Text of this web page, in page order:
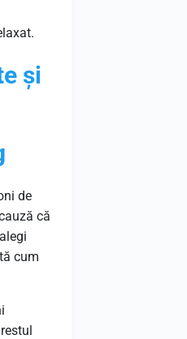
și
de
că
cum